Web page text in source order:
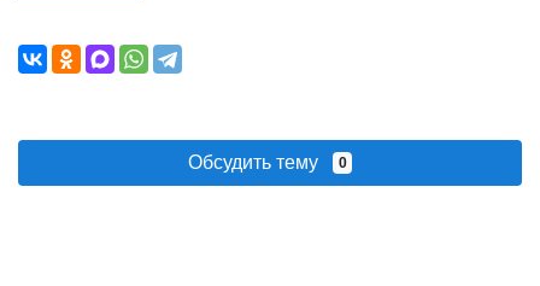
Обсудить тему 0